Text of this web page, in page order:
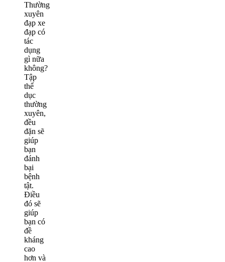
Thường
xuyên
đạp xe
đạp có
tác
dụng
gì nữa
không?
Tập
thể
dục
thường
xuyên,
đều
đặn sẽ
giúp
bạn
đánh
bại
bệnh
tật.
Điều
đó sẽ
giúp
bạn có
đề
kháng
cao
hơn và